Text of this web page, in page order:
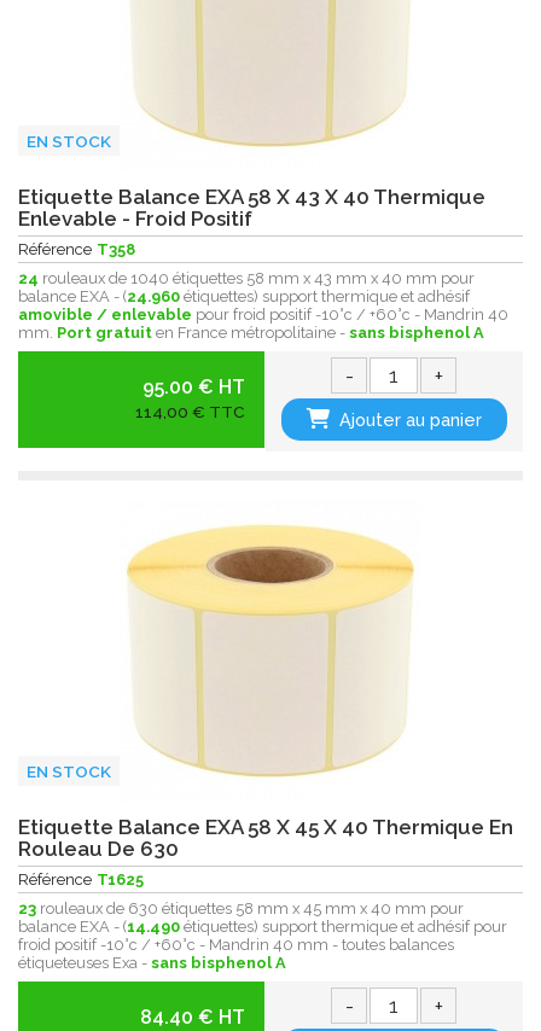
EN STOCK
Etiquette Balance EXA 58 X 43 X 40 Thermique
Enlevable - Froid Positif
Référence T358
24 rouleaux de 1040 étiquettes 58 mm x 43 mm x 40 mm pour
balance EXA - (24.960 étiquettes) support thermique et adhésif
amovible / enlevable pour froid positif -10°c / +60°c - Mandrin 40
mm. Port gratuit en France métropolitaine - sans bisphenol A
95.00 € HT
114,00 € TTC
- +
Ajouter au panier
EN STOCK
Etiquette Balance EXA 58 X 45 X 40 Thermique En
Rouleau De 630
Référence T1625
23 rouleaux de 630 étiquettes 58 mm x 45 mm x 40 mm pour
balance EXA - (14.490 étiquettes) support thermique et adhésif pour
froid positif -10°c / +60°c - Mandrin 40 mm - toutes balances
étiqueteuses Exa - sans bisphenol A
84.40 € HT - +